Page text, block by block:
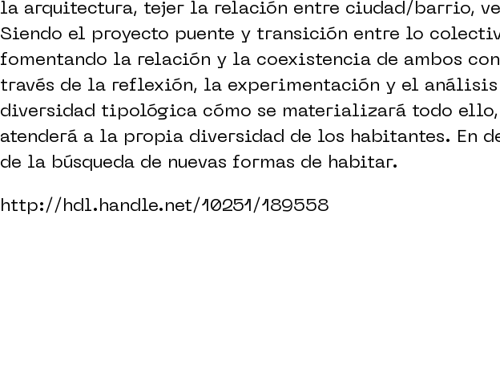
la arquitectura, tejer la relación entre ciudad/barrio,
Siendo el proyecto puente y transición entre lo
fomentando la relación y la coexistencia de ambos
través de la reflexión, la experimentación y el
diversidad tipológica cómo se materializará todo ello,
atenderá a la propia diversidad de los habitantes. En
de la búsqueda de nuevas formas de habitar.
http://hdl.handle.net/10251/189558